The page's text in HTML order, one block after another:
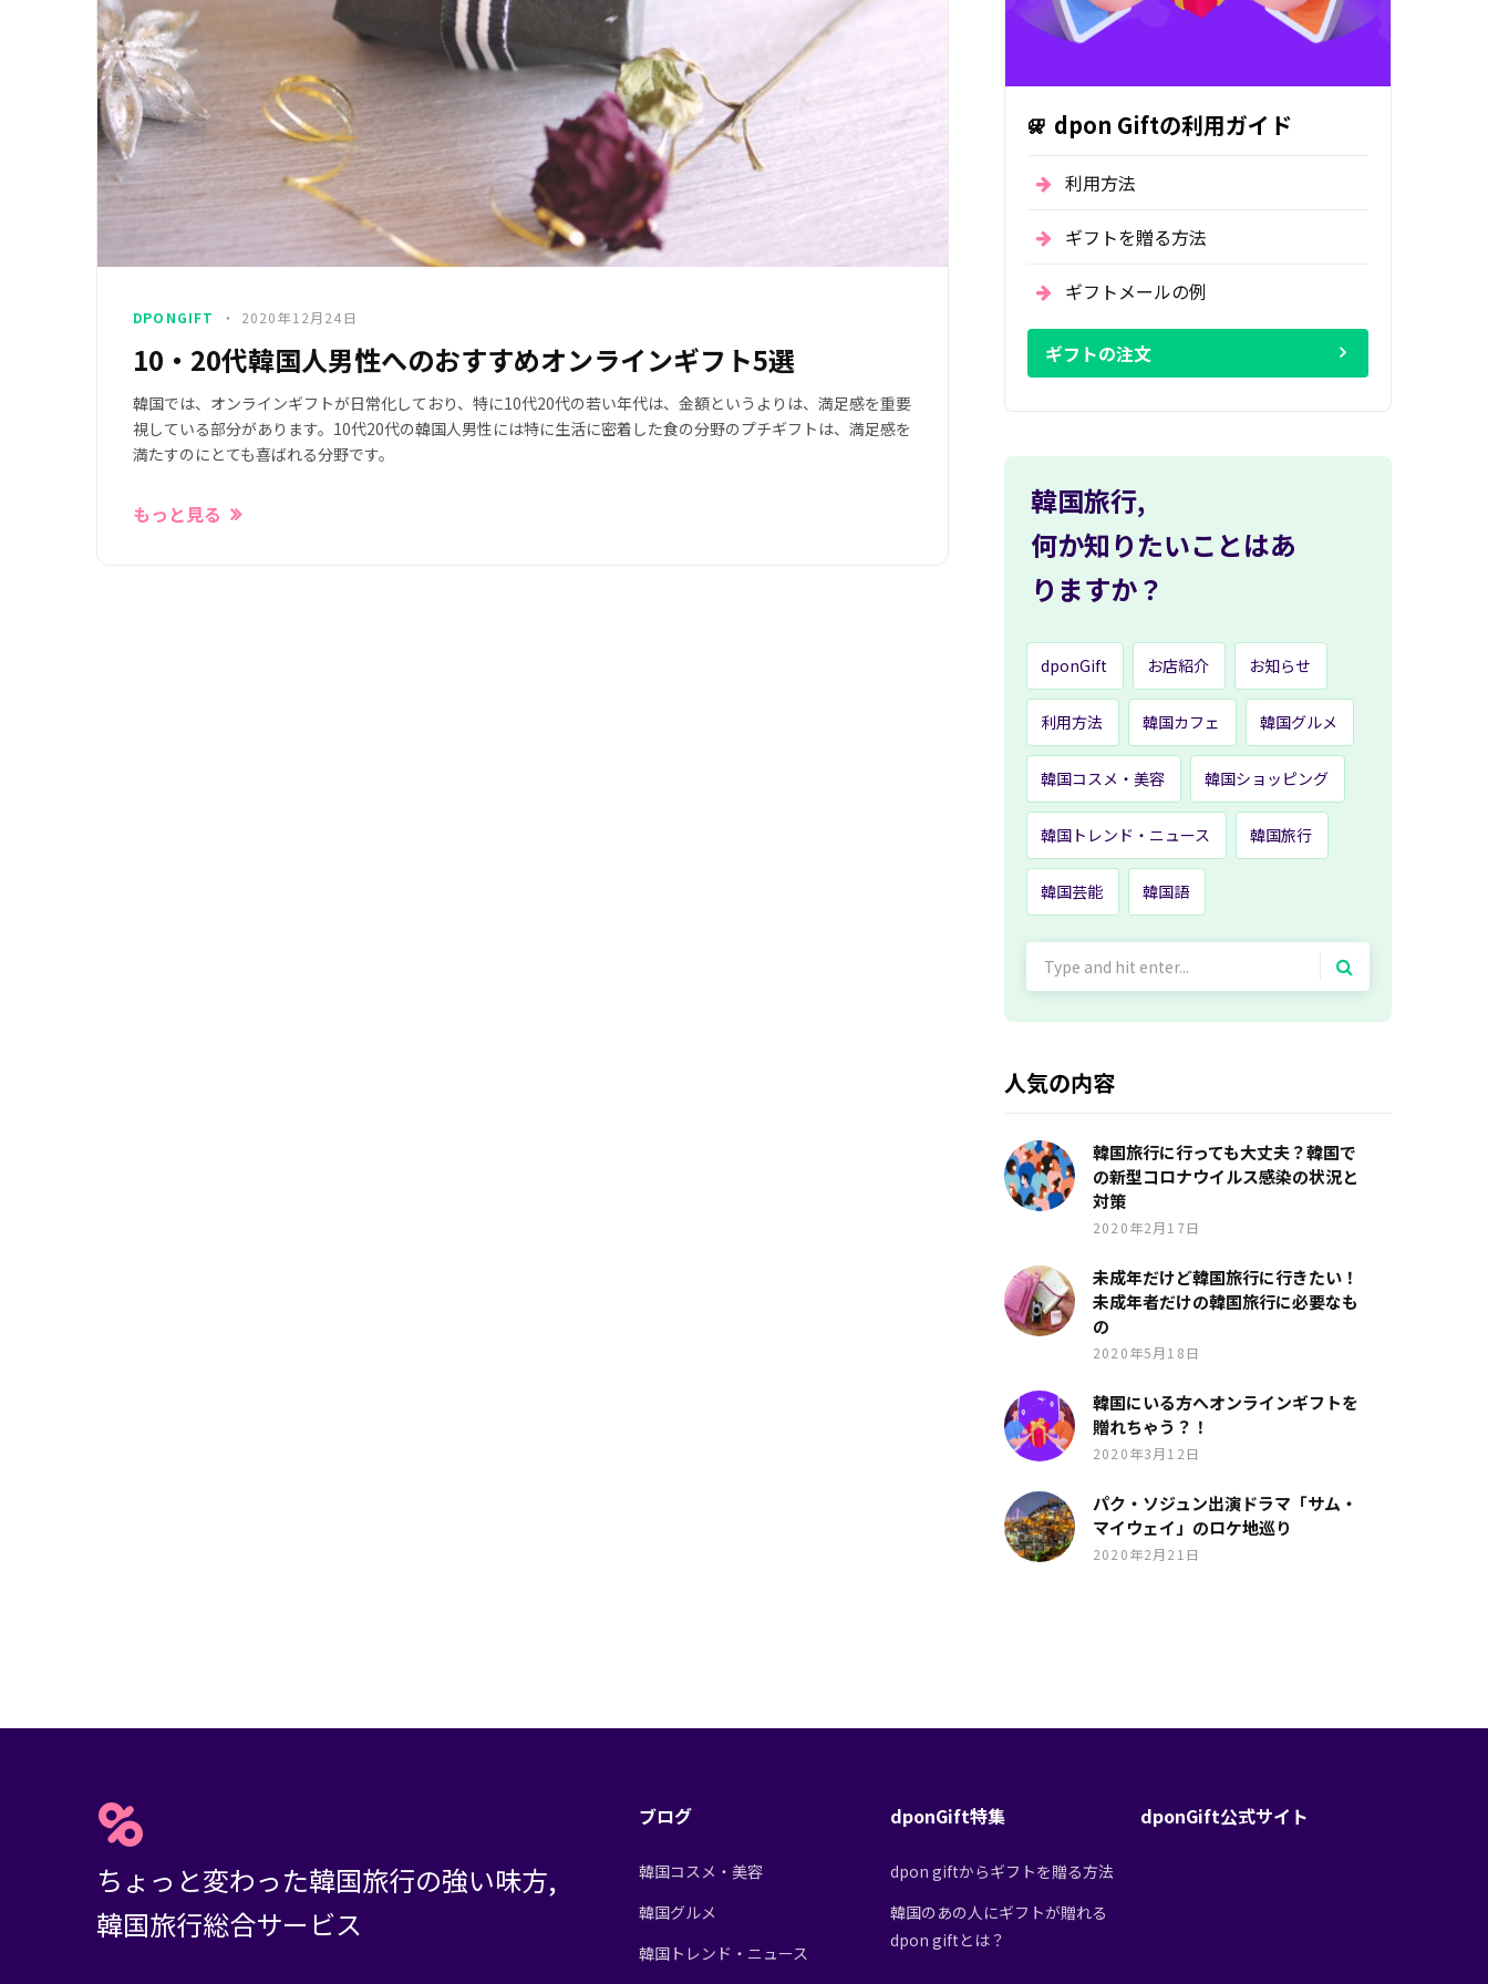
DPONGIFT 2020年12月24日
10・20代韓国人男性へのおすすめオンラインギフト5選
韓国では、オンラインギフトが日常化しており、特に10代20代の若い年代は、金額というよりは、満足感を重要
視している部分があります。10代20代の韓国人男性には特に生活に密着した食の分野のプチギフトは、満足感を
満たすのにとても喜ばれる分野です。
もっと見る
dpon Giftの利用ガイド
利用方法
ギフトを贈る方法
ギフトメールの例
ギフトの注文
韓国旅行,
何か知りたいことはあ
りますか？
dponGift お店紹介 お知らせ
利用方法 韓国カフェ 韓国グルメ
韓国コスメ・美容 韓国ショッピング
韓国トレンド・ニュース 韓国旅行
韓国芸能 韓国語
人気の内容
韓国旅行に行っても大丈夫？韓国で
の新型コロナウイルス感染の状況と
対策
2020年2月17日
未成年だけど韓国旅行に行きたい！
未成年者だけの韓国旅行に必要なも
の
2020年5月18日
韓国にいる方へオンラインギフトを
贈れちゃう？！
2020年3月12日
パク・ソジュン出演ドラマ「サム・
マイウェイ」のロケ地巡り
2020年2月21日
ちょっと変わった韓国旅行の強い味方,
韓国旅行総合サービス
ブログ
韓国コスメ・美容
韓国グルメ
韓国トレンド・ニュース
dponGift特集
dpon giftからギフトを贈る方法
韓国のあの人にギフトが贈れる
dpon giftとは？
dponGift公式サイト